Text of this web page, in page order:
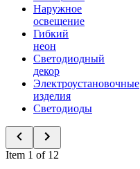
Наружное
освещение
Гибкий
неон
Светодиодный
декор
Электроустановочные
изделия
Светодиоды
Item 1 of 12